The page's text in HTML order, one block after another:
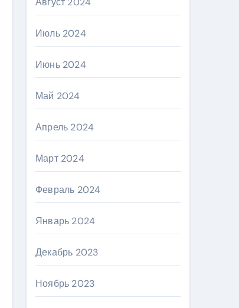
Июль 2024
Июнь 2024
Май 2024
Апрель 2024
Март 2024
Февраль 2024
Январь 2024
Декабрь 2023
Ноябрь 2023